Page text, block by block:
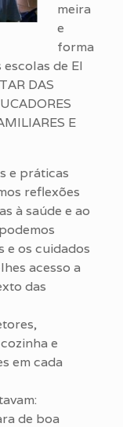
meira
e
forma
de EI
DAS
E
e práticas
reflexões
à saúde e ao
e os cuidados
acesso a
das
e
em cada
de boa